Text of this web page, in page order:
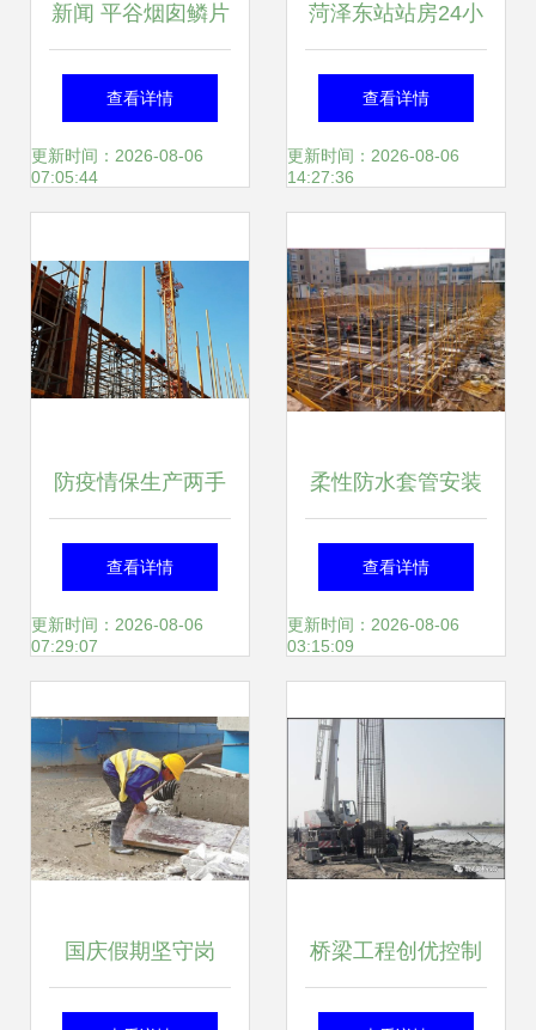
新闻 平谷烟囱鳞片
胶泥防腐施工费多
少钱 廊坊义浩防腐
查看详情
更新时间：2026-08-06
07:05:44
菏泽东站站房24小
时不间断施工 11月
底将实现混凝土主
查看详情
更新时间：2026-08-06
14:27:36
防疫情保生产两手
硬 福州现代物流城
跑出建设招商“加速
查看详情
更新时间：2026-08-06
07:29:07
柔性防水套管安装
工程施工管理规定
查看详情
更新时间：2026-08-06
03:15:09
国庆假期坚守岗
位，天鑫未来社区
桥梁工程创优控制
施工方法解析 一看